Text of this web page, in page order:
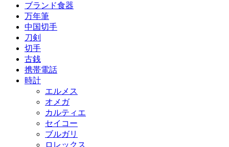
ブランド食器
万年筆
中国切手
刀剣
切手
古銭
携帯電話
時計
エルメス
オメガ
カルティエ
セイコー
ブルガリ
ロレックス